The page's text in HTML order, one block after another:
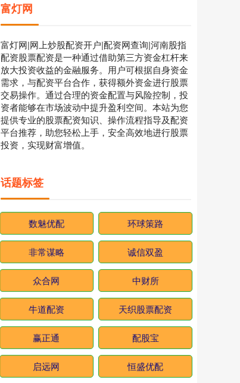
富灯网
富灯网|网上炒股配资开户|配资网查询|河南股指
配资股票配资是一种通过借助第三方资金杠杆来
放大投资收益的金融服务。用户可根据自身资金
需求，与配资平台合作，获得额外资金进行股票
交易操作。通过合理的资金配置与风险控制，投
资者能够在市场波动中提升盈利空间。本站为您
提供专业的股票配资知识、操作流程指导及配资
平台推荐，助您轻松上手，安全高效地进行股票
投资，实现财富增值。
话题标签
数魅优配 环球策路
非常谋略 诚信双盈
众合网 中财所
牛道配资 天织股票配资
赢正通 配股宝
启远网 恒盛优配